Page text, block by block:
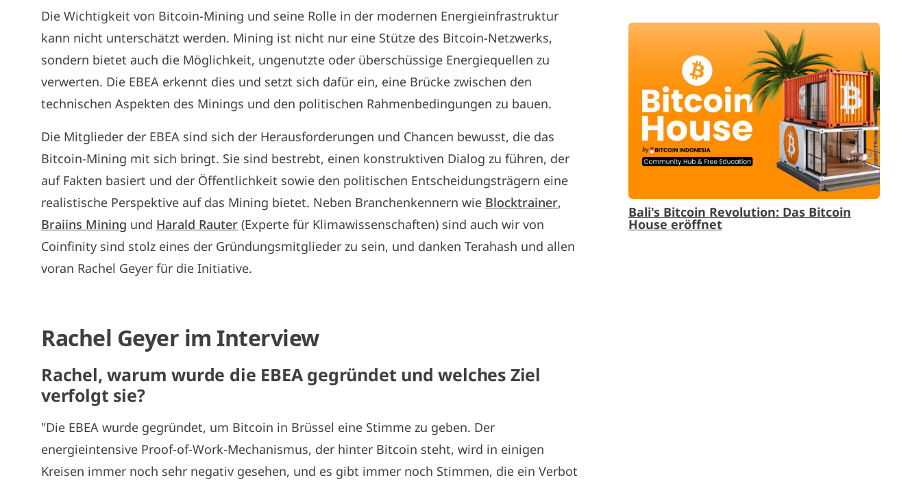
Die Wichtigkeit von Bitcoin-Mining und seine Rolle in der modernen Energieinfrastruktur
kann nicht unterschätzt werden. Mining ist nicht nur eine Stütze des Bitcoin-Netzwerks,
sondern bietet auch die Möglichkeit, ungenutzte oder überschüssige Energiequellen zu
verwerten. Die EBEA erkennt dies und setzt sich dafür ein, eine Brücke zwischen den
technischen Aspekten des Minings und den politischen Rahmenbedingungen zu bauen.
Die Mitglieder der EBEA sind sich der Herausforderungen und Chancen bewusst, die das
Bitcoin-Mining mit sich bringt. Sie sind bestrebt, einen konstruktiven Dialog zu führen, der
auf Fakten basiert und der Öffentlichkeit sowie den politischen Entscheidungsträgern eine
realistische Perspektive auf das Mining bietet. Neben Branchenkennern wie Blocktrainer,
Braiins Mining und Harald Rauter (Experte für Klimawissenschaften) sind auch wir von
Coinfinity sind stolz eines der Gründungsmitglieder zu sein, und danken Terahash und allen
voran Rachel Geyer für die Initiative.
Rachel Geyer im Interview
Rachel, warum wurde die EBEA gegründet und welches Ziel
verfolgt sie?
"Die EBEA wurde gegründet, um Bitcoin in Brüssel eine Stimme zu geben. Der
energieintensive Proof-of-Work-Mechanismus, der hinter Bitcoin steht, wird in einigen
Kreisen immer noch sehr negativ gesehen, und es gibt immer noch Stimmen, die ein Verbot
Bali's Bitcoin Revolution: Das Bitcoin
House eröffnet